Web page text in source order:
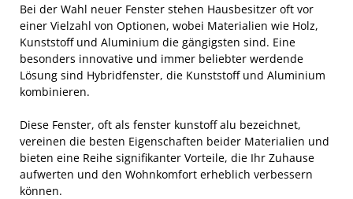
Bei der Wahl neuer Fenster stehen Hausbesitzer oft vor
einer Vielzahl von Optionen, wobei Materialien wie Holz,
Kunststoff und Aluminium die gängigsten sind. Eine
besonders innovative und immer beliebter werdende
Lösung sind Hybridfenster, die Kunststoff und Aluminium
kombinieren.
Diese Fenster, oft als fenster kunstoff alu bezeichnet,
vereinen die besten Eigenschaften beider Materialien und
bieten eine Reihe signifikanter Vorteile, die Ihr Zuhause
aufwerten und den Wohnkomfort erheblich verbessern
können.